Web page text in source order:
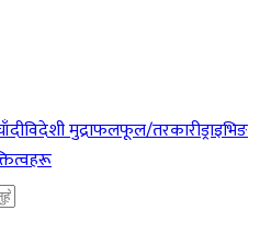
विदेशी मुद्राफलफूल/तरकारीड्राइभिङ